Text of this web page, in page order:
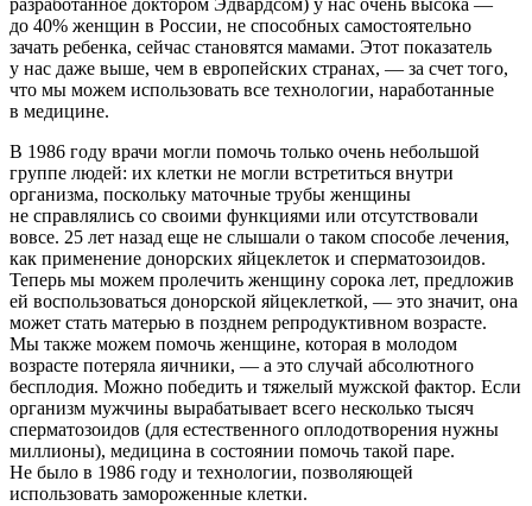
разработанное доктором Эдвардсом) у нас очень высока —
до 40% женщин в России, не способных самостоятельно
зачать ребенка, сейчас становятся мамами. Этот показатель
у нас даже выше, чем в европейских странах, — за счет того,
что мы можем использовать все технологии, наработанные
в медицине.
В 1986 году врачи могли помочь только очень небольшой
группе людей: их клетки не могли встретиться внутри
организма, поскольку маточные трубы женщины
не справлялись со своими функциями или отсутствовали
вовсе. 25 лет назад еще не слышали о таком способе лечения,
как применение донорских яйцеклеток и сперматозоидов.
Теперь мы можем пролечить женщину сорока лет, предложив
ей воспользоваться донорской яйцеклеткой, — это значит, она
может стать матерью в позднем репродуктивном возрасте.
Мы также можем помочь женщине, которая в молодом
возрасте потеряла яичники, — а это случай абсолютного
бесплодия. Можно победить и тяжелый мужской фактор. Если
организм мужчины вырабатывает всего несколько тысяч
сперматозоидов (для естественного оплодотворения нужны
миллионы), медицина в состоянии помочь такой паре.
Не было в 1986 году и технологии, позволяющей
использовать замороженные клетки.